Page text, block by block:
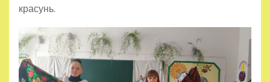
красунь.